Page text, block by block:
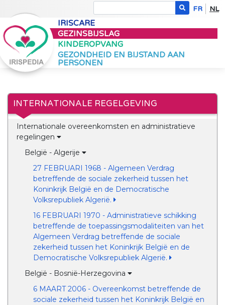
FR NL
IRISCARE
GEZINSBIJSLAG
KINDEROPVANG
GEZONDHEID EN BIJSTAND AAN
PERSONEN
INTERNATIONALE REGELGEVING
Internationale overeenkomsten en administratieve
regelingen
België - Algerije
27 FEBRUARI 1968 - Algemeen Verdrag
betreffende de sociale zekerheid tussen het
Koninkrijk België en de Democratische
Volksrepubliek Algerië.
16 FEBRUARI 1970 - Administratieve schikking
betreffende de toepassingsmodaliteiten van het
Algemeen Verdrag betreffende de sociale
zekerheid tussen het Koninkrijk België en de
Democratische Volksrepubliek Algerië.
België - Bosnië-Herzegovina
6 MAART 2006 - Overeenkomst betreffende de
sociale zekerheid tussen het Koninkrijk België en